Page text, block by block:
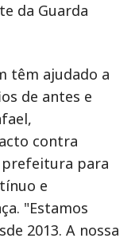
da Guarda
têm ajudado a
de antes e
contra
prefeitura para
e
"Estamos
2013. A nossa